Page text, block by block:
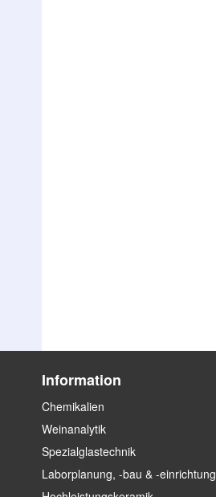
Information
Chemikalien
Weinanalytik
Spezialglastechnik
Laborplanung, -bau & -einrichtung